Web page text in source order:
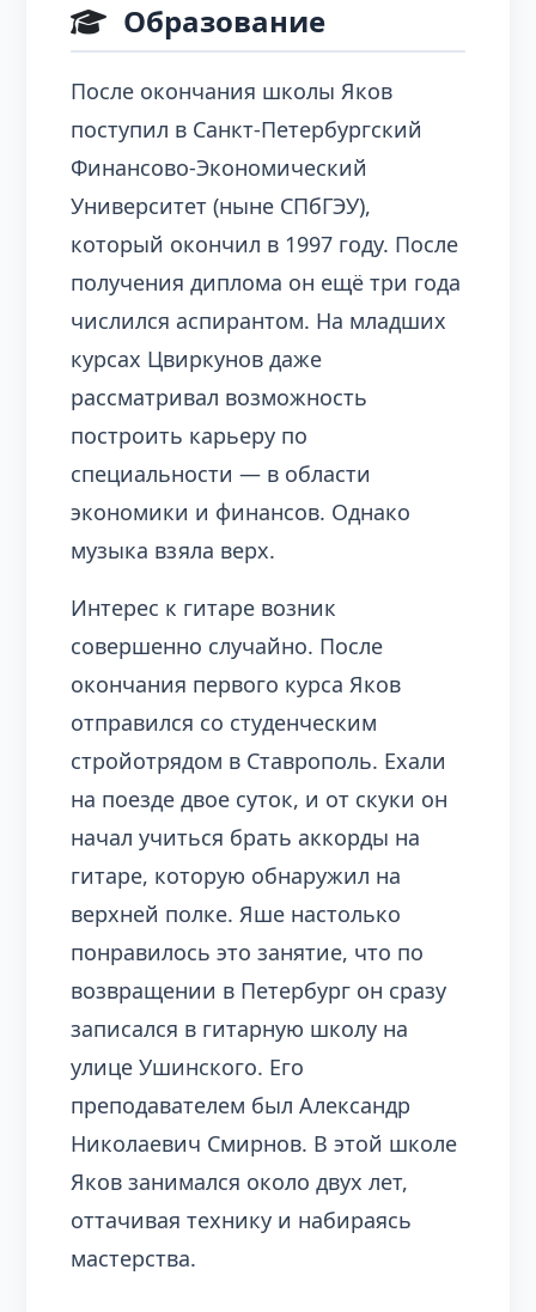
Образование
После окончания школы Яков
поступил в Санкт-Петербургский
Финансово-Экономический
Университет (ныне СПбГЭУ),
который окончил в 1997 году. После
получения диплома он ещё три года
числился аспирантом. На младших
курсах Цвиркунов даже
рассматривал возможность
построить карьеру по
специальности — в области
экономики и финансов. Однако
музыка взяла верх.
Интерес к гитаре возник
совершенно случайно. После
окончания первого курса Яков
отправился со студенческим
стройотрядом в Ставрополь. Ехали
на поезде двое суток, и от скуки он
начал учиться брать аккорды на
гитаре, которую обнаружил на
верхней полке. Яше настолько
понравилось это занятие, что по
возвращении в Петербург он сразу
записался в гитарную школу на
улице Ушинского. Его
преподавателем был Александр
Николаевич Смирнов. В этой школе
Яков занимался около двух лет,
оттачивая технику и набираясь
мастерства.